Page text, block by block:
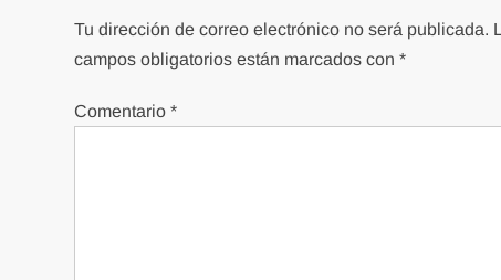
Tu dirección de correo electrónico no será publicada.
campos obligatorios están marcados con*
Comentario*